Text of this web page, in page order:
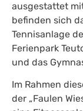
ausgestattet
befinden sich
Tennisanlage
Ferienpark
und das
Im Rahmen
der „Faulen